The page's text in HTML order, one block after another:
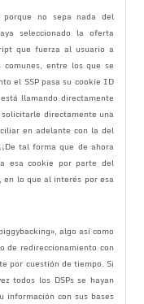
no sepa nada del
seleccionado la oferta
que fuerza al usuario a
entre los que se
el SSP pasa su cookie ID
llamando directamente
directamente una
en adelante con la del
tal forma que de ahora
esa cookie por parte del
en lo que al interés por esa
algo así como
de redireccionamiento con
por cuestión de tiempo. Si
todos los DSPs se hayan
información con sus bases